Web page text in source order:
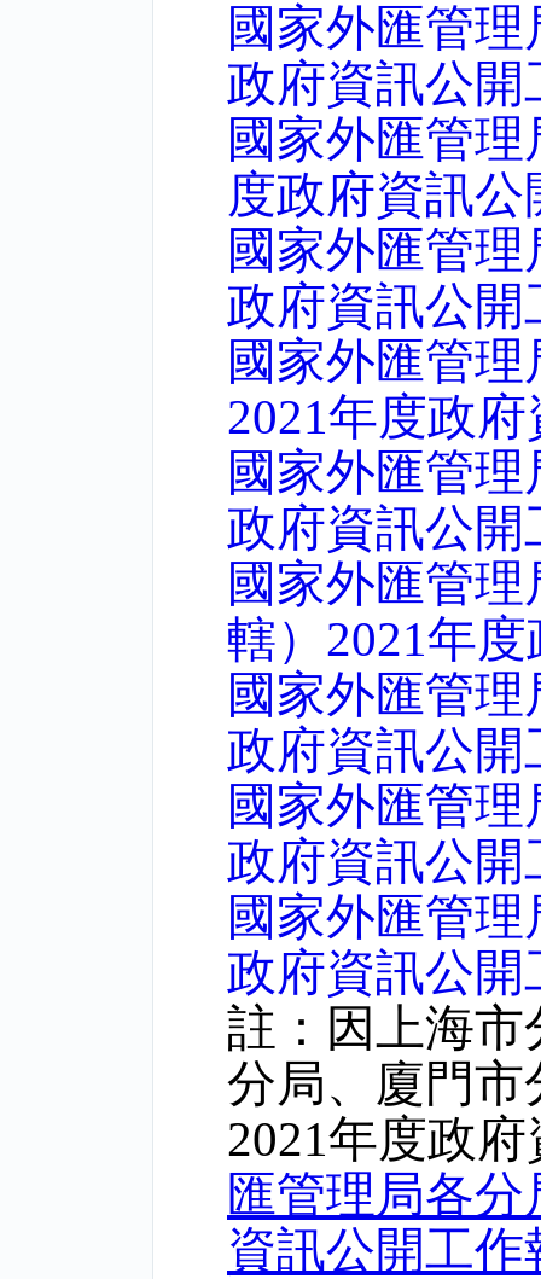
國家外匯管
政府資訊公開
國家外匯管
度政府資訊
國家外匯管
政府資訊公開
國家外匯管
2021年度政
國家外匯管
政府資訊公開
國家外匯管
轄）2021年
國家外匯管
政府資訊公開
國家外匯管
政府資訊公開
國家外匯管
政府資訊公開
註：因上海
分局、廈門
2021年度政
匯管理局各
資訊公開工作